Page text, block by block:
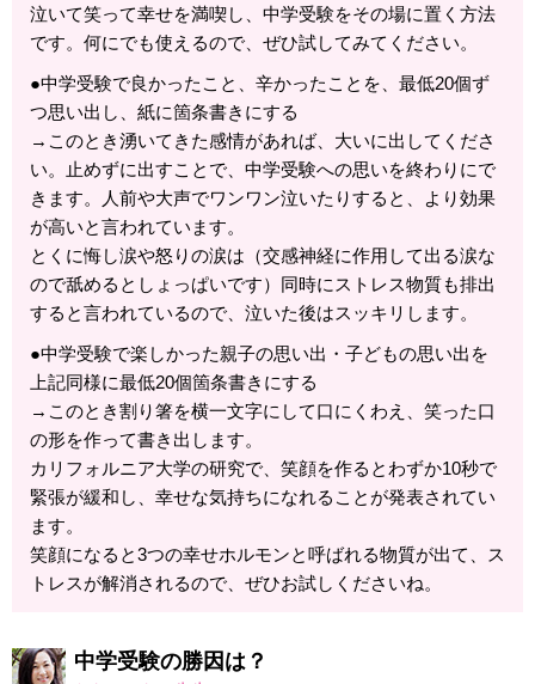
泣いて笑って幸せを満喫し、中学受験をその場に置く方法
です。何にでも使えるので、ぜひ試してみてください。
●中学受験で良かったこと、辛かったことを、最低20個ず
つ思い出し、紙に箇条書きにする
→このとき湧いてきた感情があれば、大いに出してくださ
い。止めずに出すことで、中学受験への思いを終わりにで
きます。人前や大声でワンワン泣いたりすると、より効果
が高いと言われています。
とくに悔し涙や怒りの涙は（交感神経に作用して出る涙な
ので舐めるとしょっぱいです）同時にストレス物質も排出
すると言われているので、泣いた後はスッキリします。
●中学受験で楽しかった親子の思い出・子どもの思い出を
上記同様に最低20個箇条書きにする
→このとき割り箸を横一文字にして口にくわえ、笑った口
の形を作って書き出します。
カリフォルニア大学の研究で、笑顔を作るとわずか10秒で
緊張が緩和し、幸せな気持ちになれることが発表されてい
ます。
笑顔になると3つの幸せホルモンと呼ばれる物質が出て、ス
トレスが解消されるので、ぜひお試しくださいね。
中学受験の勝因は？